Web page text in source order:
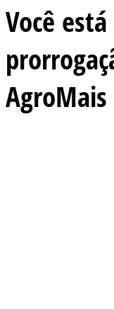
Você
AgroMais